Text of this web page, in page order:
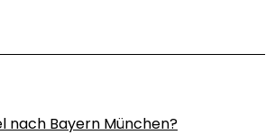
nach Bayern München?